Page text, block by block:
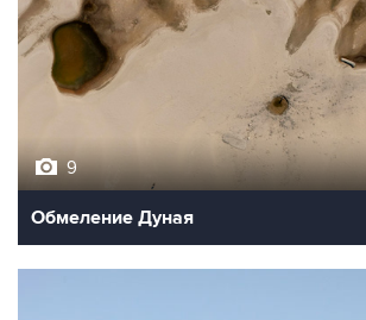
9
Обмеление Дуная